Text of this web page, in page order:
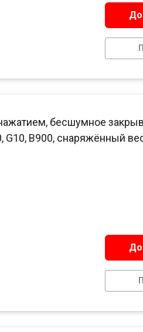
бесшумное
B900, снаряжённый